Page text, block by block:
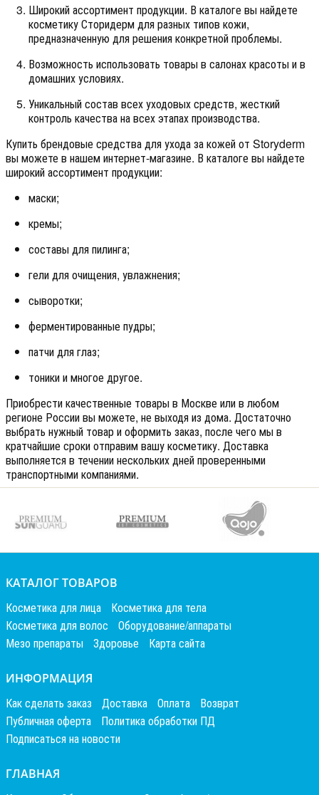
Широкий ассортимент продукции. В каталоге вы найдете
косметику Сторидерм для разных типов кожи,
предназначенную для решения конкретной проблемы.
Возможность использовать товары в салонах красоты и в
домашних условиях.
Уникальный состав всех уходовых средств, жесткий
контроль качества на всех этапах производства.
Купить брендовые средства для ухода за кожей от Storyderm
вы можете в нашем интернет-магазине. В каталоге вы найдете
широкий ассортимент продукции:
маски;
кремы;
составы для пилинга;
гели для очищения, увлажнения;
сыворотки;
ферментированные пудры;
патчи для глаз;
тоники и многое другое.
Приобрести качественные товары в Москве или в любом
регионе России вы можете, не выходя из дома. Достаточно
выбрать нужный товар и оформить заказ, после чего мы в
кратчайшие сроки отправим вашу косметику. Доставка
выполняется в течении нескольких дней проверенными
транспортными компаниями.
КАТАЛОГ ТОВАРОВ
Косметика для лица
Косметика для тела
Косметика для волос
Оборудование/аппараты
Мезо препараты
Здоровье Карта сайта
ИНФОРМАЦИЯ
Как сделать заказ Доставка Оплата
Возврат
Публичная оферта
Политика обработки ПД
Подписаться на новости
ГЛАВНАЯ